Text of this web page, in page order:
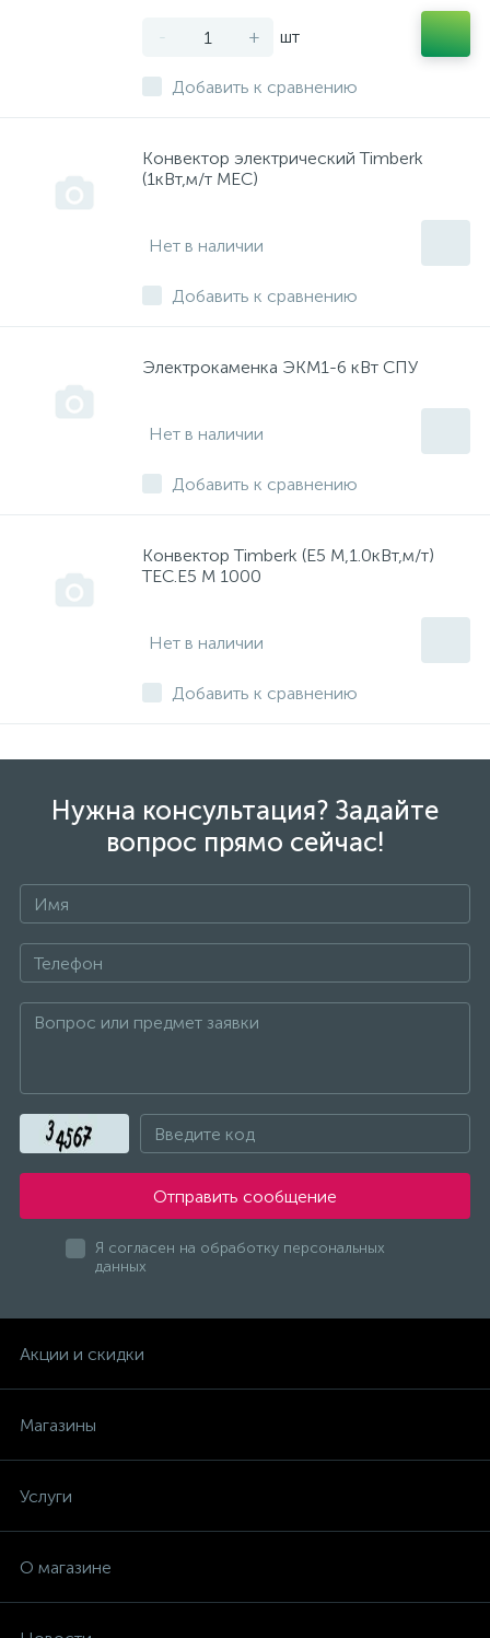
- + шт
Добавить к сравнению
Конвектор электрический Timberk
(1кВт,м/т МЕС)
Нет в наличии
Добавить к сравнению
Электрокаменка ЭКМ1-6 кВт СПУ
Нет в наличии
Добавить к сравнению
Конвектор Timberk (E5 M,1.0кВт,м/т)
ТЕС.Е5 М 1000
Нет в наличии
Добавить к сравнению
Нужна консультация? Задайте
вопрос прямо сейчас!
Отправить сообщение
Я согласен на обработку персональных
данных
Акции и скидки
Магазины
Услуги
О магазине